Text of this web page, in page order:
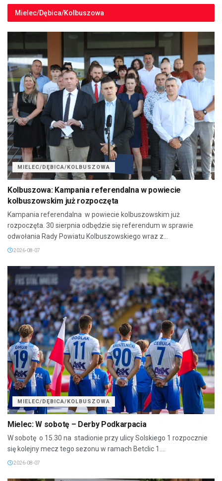
Mielec/Dębica/Kolbuszowa
MIELEC/DĘBICA/KOLBUSZOWA
Kolbuszowa: Kampania referendalna w powiecie
kolbuszowskim już rozpoczęta
Kampania referendalna w powiecie kolbuszowskim już
rozpoczęta. 30 sierpnia odbędzie się referendum w sprawie
odwołania Rady Powiatu Kolbuszowskiego wraz z...
2026-08-07
MIELEC/DĘBICA/KOLBUSZOWA
Mielec: W sobotę – Derby Podkarpacia
W sobotę o 15.30 na stadionie przy ulicy Solskiego 1 rozpocznie
się kolejny mecz tego sezonu w ramach Betclic 1....
2026-08-07